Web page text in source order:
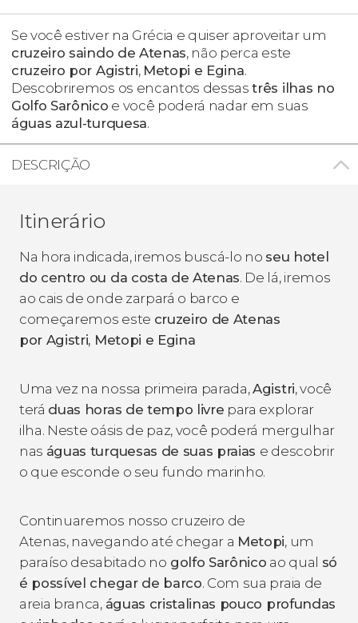
Se você estiver na Grécia e quiser aproveitar um
cruzeiro saindo de Atenas, não perca este
cruzeiro por Agistri, Metopi e Egina.
Descobriremos os encantos dessastrês ilhas no
Golfo Sarônico e você poderá nadar em suas
águas azul-turquesa.
DESCRIÇÃO
Itinerário
Na hora indicada, iremos buscá-lo no seu hotel
do centro ou da costa de Atenas. De lá, iremos
ao cais de onde zarpará o barco e
começaremos este cruzeiro de Atenas
por Agistri, Metopi e Egina
Uma vez na nossa primeira parada,Agistri, você
terá duas horas de tempo livre para explorar
ilha. Neste oásis de paz, você poderá mergulhar
nas águas turquesas de suas praias e descobrir
o que esconde o seu fundo marinho.
Continuaremos nosso cruzeiro de
Atenas, navegando até chegar a Metopi, um
paraíso desabitado no golfo Sarônico ao qual só
é possível chegar de barco. Com sua praia de
areia branca, águas cristalinas pouco profundas